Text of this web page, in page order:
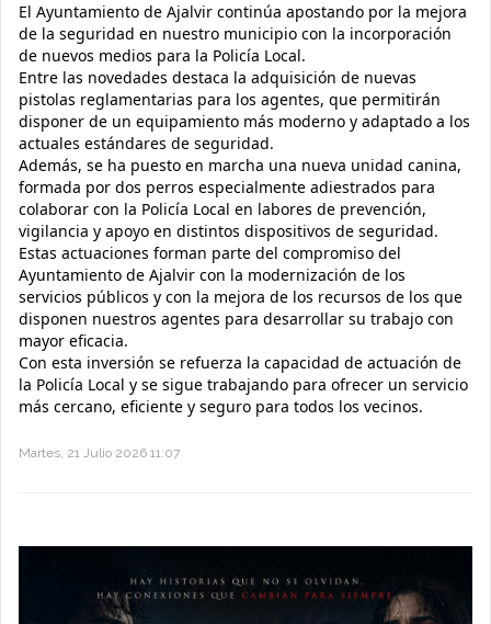
El Ayuntamiento de Ajalvir continúa apostando por la mejora
de la seguridad en nuestro municipio con la incorporación
de nuevos medios para la Policía Local.
Entre las novedades destaca la adquisición de nuevas
pistolas reglamentarias para los agentes, que permitirán
disponer de un equipamiento más moderno y adaptado a los
actuales estándares de seguridad.
Además, se ha puesto en marcha una nueva unidad canina,
formada por dos perros especialmente adiestrados para
colaborar con la Policía Local en labores de prevención,
vigilancia y apoyo en distintos dispositivos de seguridad.
Estas actuaciones forman parte del compromiso del
Ayuntamiento de Ajalvir con la modernización de los
servicios públicos y con la mejora de los recursos de los que
disponen nuestros agentes para desarrollar su trabajo con
mayor eficacia.
Con esta inversión se refuerza la capacidad de actuación de
la Policía Local y se sigue trabajando para ofrecer un servicio
más cercano, eficiente y seguro para todos los vecinos.
Martes, 21 Julio 2026 11:07